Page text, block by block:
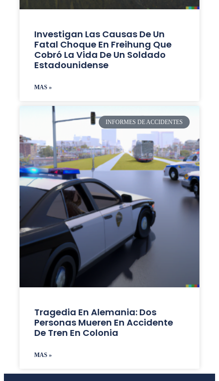
Investigan Las Causas De Un
Fatal Choque En Freihung Que
Cobró La Vida De Un Soldado
Estadounidense
MAS »
INFORMES DE ACCIDENTES
Tragedia En Alemania: Dos
Personas Mueren En Accidente
De Tren En Colonia
MAS »